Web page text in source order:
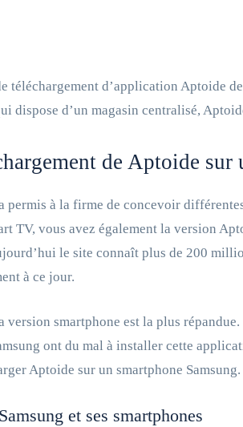
téléchargement d’application Aptoide
dispose d’un magasin centralisé,
de Aptoide sur
permis à la firme de concevoir
TV, vous avez également la version
le site connaît plus de 200
à ce jour.
version smartphone est la plus
ont du mal à installer cette
Aptoide sur un smartphone
et ses smartphones